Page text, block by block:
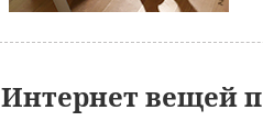
Интернет вещей